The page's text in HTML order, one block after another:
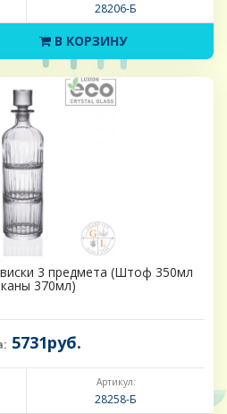
28206-Б
В КОРЗИНУ
3 предмета (Штоф 350мл
370мл)
5731руб.
Артикул:
28258-Б